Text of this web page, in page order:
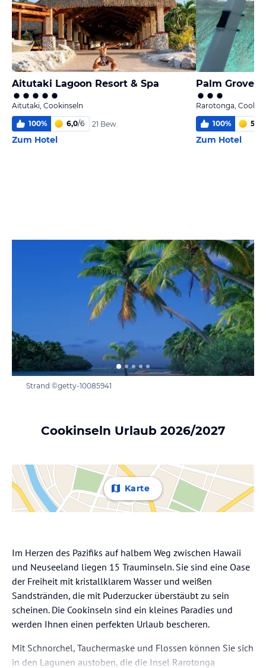
Aitutaki Lagoon Resort & Spa
Aitutaki, Cookinseln
100% 6,0/6 21 Bew.
Zum Hotel
Palm Grove
Rarotonga,
100% 5,4
Zum Hotel
Strand ©getty-10085941
Cookinseln Urlaub 2026/2027
Karte
Im Herzen des Pazifiks auf halbem Weg zwischen Hawaii
und Neuseeland liegen 15 Trauminseln. Sie sind eine Oase
der Freiheit mit kristallklarem Wasser und weißen
Sandstränden, die mit Puderzucker überstäubt zu sein
scheinen. Die Cookinseln sind ein kleines Paradies und
werden Ihnen einen perfekten Urlaub bescheren.
Mit Schnorchel, Tauchermaske und Flossen können Sie sich
in den Lagunen austoben, die die Insel Rarotonga